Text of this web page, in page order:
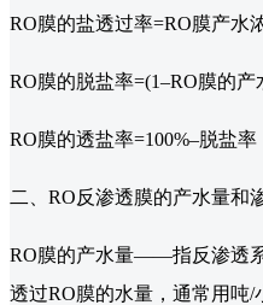
RO膜的盐透过率=RO膜产水
RO膜的脱盐率=(1–RO膜的
RO膜的透盐率=100%–脱盐率
二、RO反渗透膜的产水量和
RO膜的产水量——指反渗透
透过RO膜的水量，通常用吨/